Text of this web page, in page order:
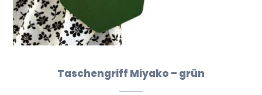
Taschengriff Miyako – grün